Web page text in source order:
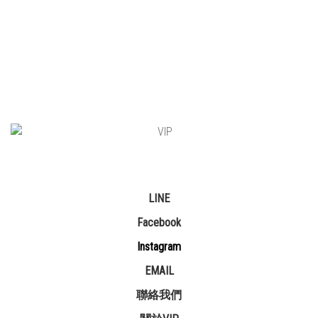
LINE
Facebook
Instagram
EMAIL
聯絡我們